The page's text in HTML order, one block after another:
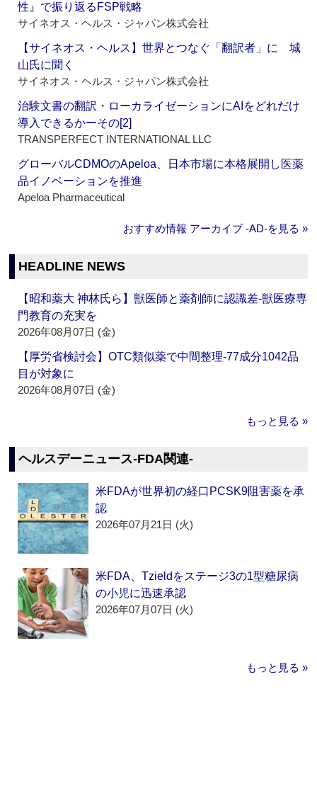
性』で振り返るFSP戦略
サイネオス・ヘルス・ジャパン株式会社
【サイネオス・ヘルス】世界とつなぐ「翻訳者」に 城
山氏に聞く
サイネオス・ヘルス・ジャパン株式会社
治験文書の翻訳・ローカライゼーションにAIをどれだけ
導入できるかーその[2]
TRANSPERFECT INTERNATIONAL LLC
グローバルCDMOのApeloa、日本市場に本格展開し医薬
品イノベーションを推進
Apeloa Pharmaceutical
おすすめ情報 アーカイブ ‐AD‐を見る »
HEADLINE NEWS
【昭和薬大 神林氏ら】獣医師と薬剤師に認識差‐獣医療専
門教育の充実を
2026年08月07日 (金)
【厚労省検討会】OTC類似薬で中間整理‐77成分1042品
目が対象に
2026年08月07日 (金)
もっと見る »
ヘルスデーニュース‐FDA関連‐
米FDAが世界初の経口PCSK9阻害薬を承
認
2026年07月21日 (火)
米FDA、Tzieldをステージ3の1型糖尿病
の小児に迅速承認
2026年07月07日 (火)
もっと見る »